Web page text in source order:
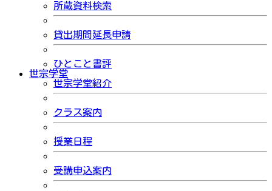
所蔵資料検索
貸出期間延長申請
ひとこと書評
世宗学堂
世宗学堂紹介
クラス案内
授業日程
受講申込案内